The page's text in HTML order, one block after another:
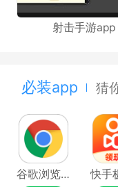
射击手游app
必装app 猜
谷歌浏览器Google Chrome